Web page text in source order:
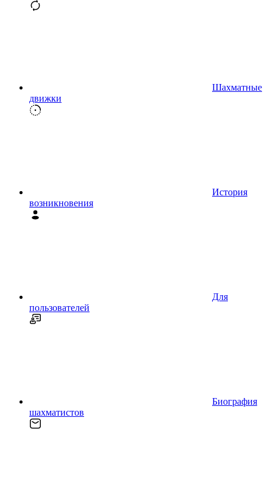
Шахматные
движки
История
возникновения
Для
пользователей
Биография
шахматистов